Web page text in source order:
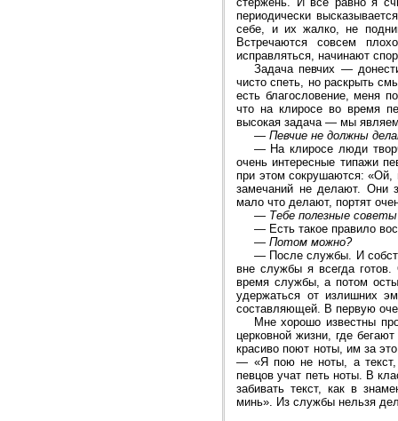
периодически
себе, и их жалко, не
Встречаются совсем
исправляться, начинают
Задача певчих —
чисто спеть, но раскрыть
есть благословение, меня
что на клиросе во время
высокая задача — мы
— Певчие не должны
— На клиросе люди
очень интересные типажи
при этом сокрушаются:
замечаний не делают. Они
мало что делают, портят
— Тебе полезные
— Есть такое правило
— Потом можно?
— После службы. И
вне службы я всегда
время службы, а потом
удержаться от излишних
составляющей. В первую
Мне хорошо известны
церковной жизни, где
красиво поют ноты, им за
— «Я пою не ноты, а
певцов учат петь ноты. В
забивать текст, как в
минь». Из службы нельзя